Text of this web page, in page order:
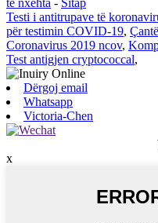
të nxehta - Sitap
Testi i antitrupave të
për testimin COVID-19,
Coronavirus 2019 ncov,
Test antigjen cryptococcal,
Dërgoj email
Whatsapp
Victoria-Chen
x